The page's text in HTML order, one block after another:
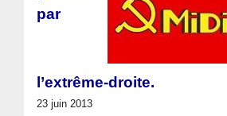
par
l’extrême-droite.
23 juin 2013